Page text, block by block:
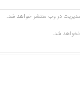
در وب منتشر خواهد شد.
نخواهد شد.